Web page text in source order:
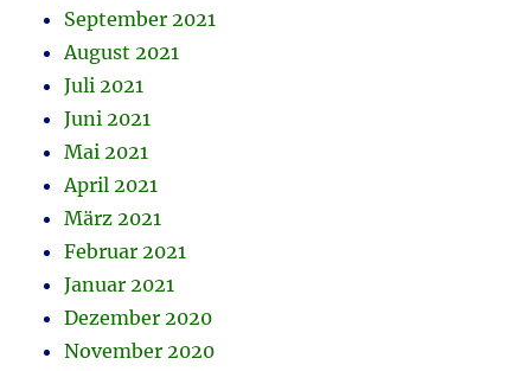
September 2021
August 2021
Juli 2021
Juni 2021
Mai 2021
April 2021
März 2021
Februar 2021
Januar 2021
Dezember 2020
November 2020